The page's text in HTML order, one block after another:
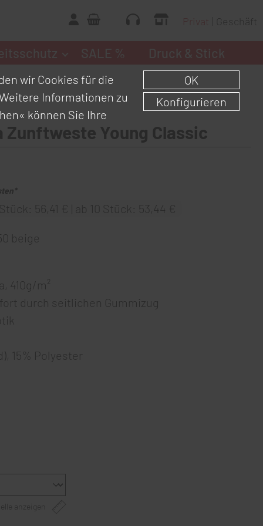
Geschäft
Zunftweste Young Classic
56,41 € | ab 10 Stück: 53,44 €
beige
410g/m²
durch seitlichen Gummizug
15% Polyester
wir Cookies für die
Informationen zu
können Sie Ihre
OK
Konfigurieren